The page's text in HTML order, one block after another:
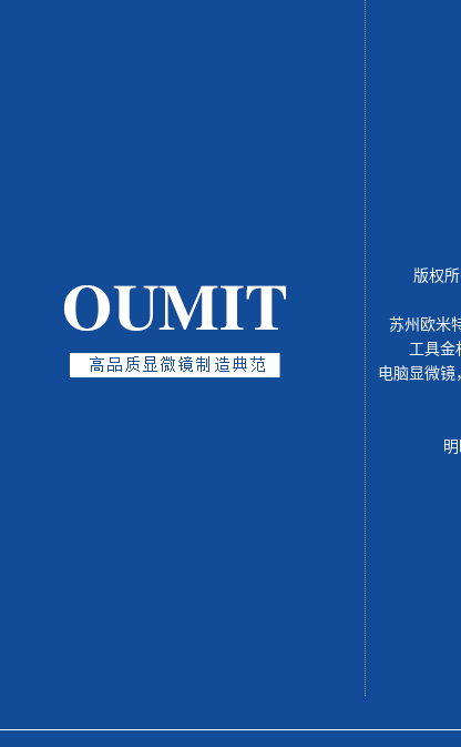
版权
苏州欧米
工具金
电脑显微镜